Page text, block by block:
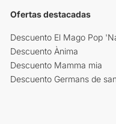
Ofertas destacadas
Descuento El Mago Pop
Descuento Ànima
Descuento Mamma mia
Descuento Germans de